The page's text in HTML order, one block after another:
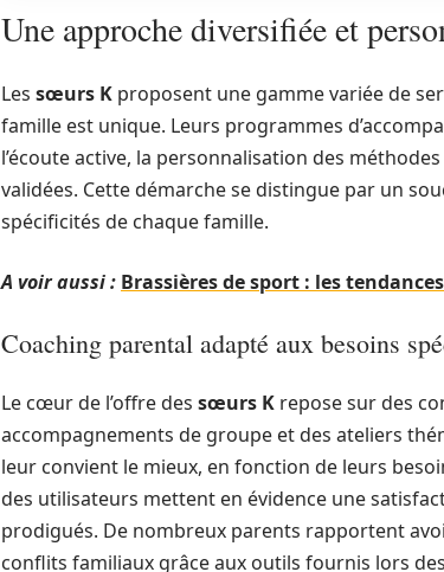
Une approche diversifiée et
Les sœurs K proposent une gamme variée de
famille est unique. Leurs programmes
l’écoute active, la personnalisation des
validées. Cette démarche se distingue par un
spécificités de chaque famille.
A voir aussi : Brassières de sport : les
Coaching parental adapté aux besoins
Le cœur de l’offre des sœurs K repose sur des
accompagnements de groupe et des ateliers
leur convient le mieux, en fonction de leurs
des utilisateurs mettent en évidence une
prodigués. De nombreux parents rapportent
conflits familiaux grâce aux outils fournis lors